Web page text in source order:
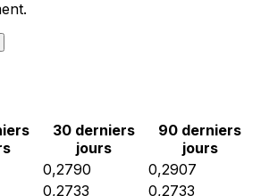
30 derniers
jours
90 derniers
jours
0,2790
0,2907
0,2733
0,2733